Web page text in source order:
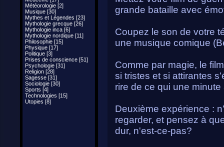
Météorologie [2]
Musique [30]
Mythes et Légendes [23]
Mythologie grecque [26]
Mythologie inca [6]
Mythologie nordique [11]
Philosophie [15]
Physique [17]
Politique [3]
Prises de conscience [51]
Psychologie [31]
Religion [28]
Sagesse [31]
Sociologie [30]
Sports [4]
Technologies [15]
Utopies [8]
grande bataille avec
Coupez le son de votre
une musique comique
Comme par magie, le
si tristes et si attirantes
rire de ce qui une
Deuxième expérience :
regarder, et pensez à
dur, n'est-ce-pas?